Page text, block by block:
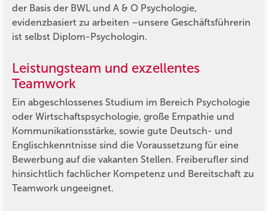
der Basis der BWL und A & O Psychologie,
evidenzbasiert zu arbeiten –unsere Geschäftsführerin
ist selbst Diplom-Psychologin.
Leistungsteam und exzellentes
Teamwork
Ein abgeschlossenes Studium im Bereich Psychologie
oder Wirtschaftspsychologie, große Empathie und
Kommunikationsstärke, sowie gute Deutsch- und
Englischkenntnisse sind die Voraussetzung für eine
Bewerbung auf die vakanten Stellen. Freiberufler sind
hinsichtlich fachlicher Kompetenz und Bereitschaft zu
Teamwork ungeeignet.